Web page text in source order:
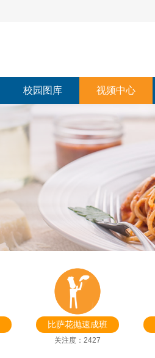
校园图库 视频中心
比萨花抛速成班
关注度：2427